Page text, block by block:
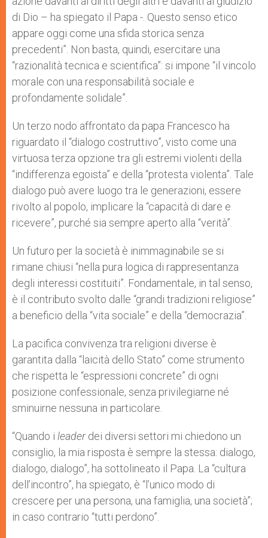
di Dio – ha spiegato il Papa -. Questo senso etico
appare oggi come una sfida storica senza
precedenti”. Non basta, quindi, esercitare una
“razionalità tecnica e scientifica”: si impone “il vincolo
morale con una responsabilità sociale e
profondamente solidale”.
Un terzo nodo affrontato da papa Francesco ha
riguardato il “dialogo costruttivo”, visto come una
virtuosa terza opzione tra gli estremi violenti della
“indifferenza egoista” e della “protesta violenta”. Tale
dialogo può avere luogo tra le generazioni, essere
rivolto al popolo, implicare la “capacità di dare e
ricevere”, purché sia sempre aperto alla “verità”.
Un futuro per la società è inimmaginabile se si
rimane chiusi “nella pura logica di rappresentanza
degli interessi costituiti”. Fondamentale, in tal senso,
è il contributo svolto dalle “grandi tradizioni religiose”
a beneficio della “vita sociale” e della “democrazia”.
La pacifica convivenza tra religioni diverse è
garantita dalla “laicità dello Stato” come strumento
che rispetta le “espressioni concrete” di ogni
posizione confessionale, senza privilegiarne né
sminuirne nessuna in particolare.
“Quando i leaderdei diversi settori mi chiedono un
consiglio, la mia risposta è sempre la stessa: dialogo,
dialogo, dialogo”, ha sottolineato il Papa. La “cultura
dell’incontro”, ha spiegato, è “l’unico modo di
crescere per una persona, una famiglia, una società”;
in caso contrario “tutti perdono”.